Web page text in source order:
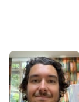
B